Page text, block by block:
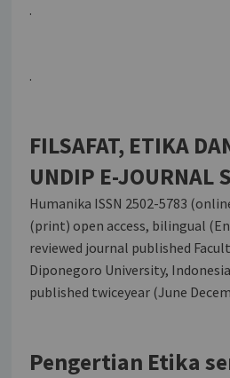
.
.
FILSAFAT, ETIKA
UNDIP E-JOURNAL
Humanika ISSN 2502-5783
(print) open access, bilingual
reviewed journal published
Diponegoro University,
published twiceyear (June
Pengertian Etika